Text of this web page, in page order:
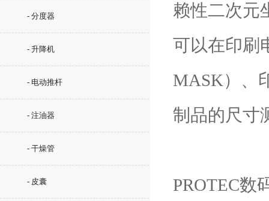
- 分度器
- 升降机
- 电动推杆
- 注油器
- 干燥管
- 皮囊
赖性二次元
可以在印刷
MASK）、
制品的尺寸
PROTEC数